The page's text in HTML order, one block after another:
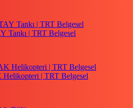
Tankı | TRT Belgesel
| TRT Belgesel